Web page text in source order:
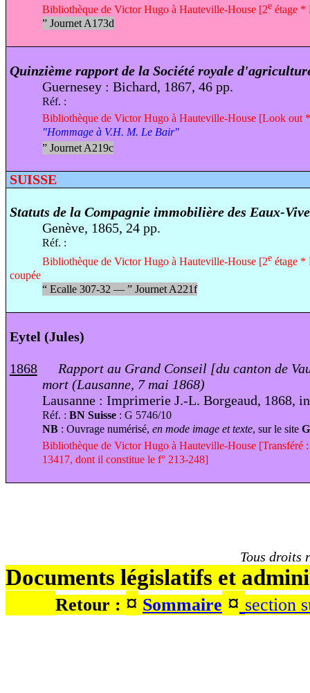
Bibliothèque de Victor Hugo à Hauteville-House [2eétage *
”Journet A173d
Quinzième rapport de la Société royale
Guernesey : Bichard, 1867, 46 pp.
Réf. :
Bibliothèque de Victor Hugo à Hauteville-House [Look out
"Hommage à V.H. M. Le Bair"
”Journet A219c
SUISSE
Statuts de la Compagnie immobilière des Eaux-
Genève, 1865, 24 pp.
Réf. :
Bibliothèque de Victor Hugo à Hauteville-House [2eétage *
coupée
“Ecalle 307-32 — ”Journet A221f
Eytel (Jules)
1868
Rapport au Grand Conseil [du canton de
mort (Lausanne, 7 mai 1868)
Lausanne : Imprimerie J.-L. Borgeaud, 1868,
Réf. : BN Suisse: G 5746/10
NB: Ouvrage numérisé, en mode image et texte, sur le site
Bibliothèque de Victor Hugo à Hauteville-House [Transféré
13417, dont il constitue le f° 213-248]
Tous droits
Documents
Retour : ¤ Sommaire ¤ section